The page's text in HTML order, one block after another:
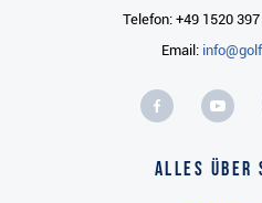
Telefon: +49 1520
Email:
Alles über